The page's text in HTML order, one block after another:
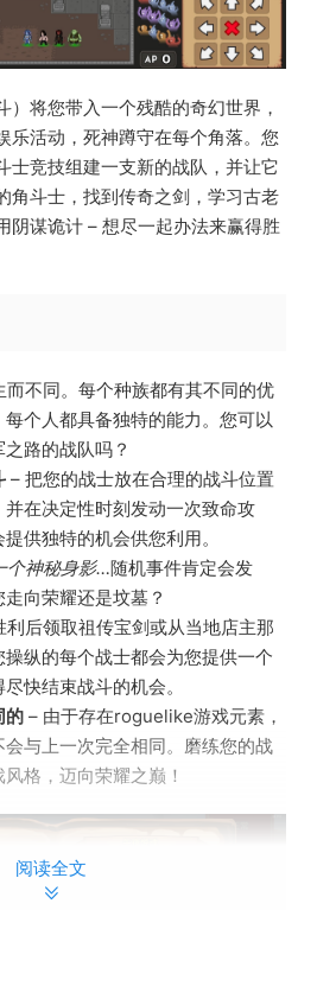
）将您带入一个残酷的奇幻世界，
乐活动，死神蹲守在每个角落。您
士竞技组建一支新的战队，并让它
角斗士，找到传奇之剑，学习古老
阴谋诡计 – 想尽一起办法来赢得胜
而不同。每个种族都有其不同的优
个人都具备独特的能力。您可以
路的战队吗？
– 把您的战士放在合理的战斗位置
在决定性时刻发动一次致命攻
供独特的机会供您利用。
个神秘身影…随机事件肯定会发
向荣耀还是坟墓？
利后领取祖传宝剑或从当地店主那
纵的每个战士都会为您提供一个
快结束战斗的机会。
的 – 由于存在roguelike游戏元素，
与上一次完全相同。磨练您的战
格，迈向荣耀之巅！
阅读全文